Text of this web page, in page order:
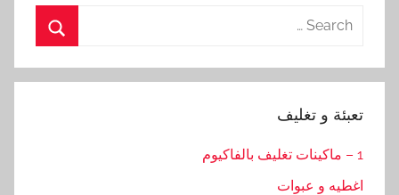
و تغليف
و عبوات